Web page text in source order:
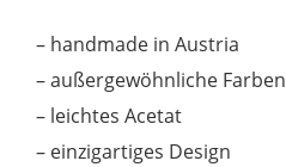
– handmade in Austria
– außergewöhnliche Farben
– leichtes Acetat
– einzigartiges Design